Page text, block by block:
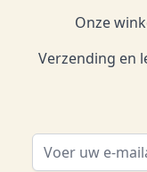
Onze
Verzending en